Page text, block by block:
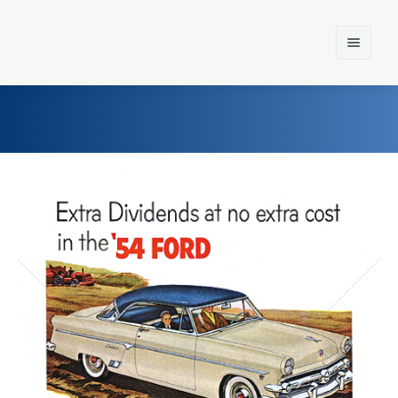
Einst und Heute
Marken
Konzerne
Epoche